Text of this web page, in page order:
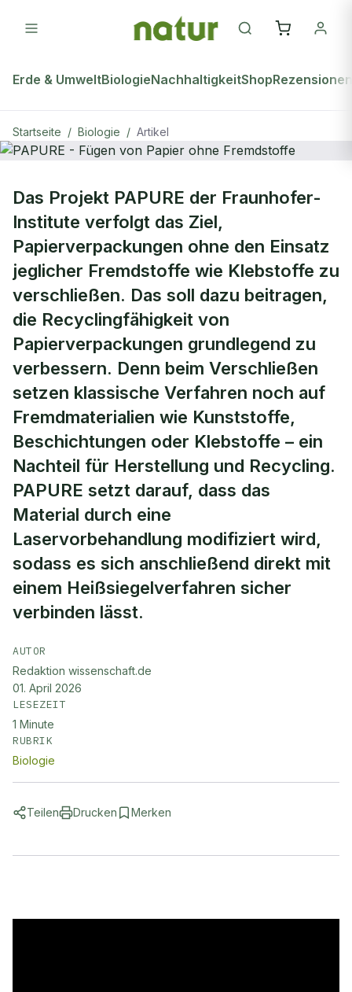
Erde & UmweltBiologieNachhaltigkeitShopRezensionen
Startseite / Biologie / Artikel
PAPURE - Fügen von Papier ohne
Fremdstoffe
Das Projekt PAPURE der Fraunhofer-
Institute verfolgt das Ziel,
Papierverpackungen ohne den Einsatz
jeglicher Fremdstoffe wie Klebstoffe zu
verschließen. Das soll dazu beitragen,
die Recyclingfähigkeit von
Papierverpackungen grundlegend zu
verbessern. Denn beim Verschließen
setzen klassische Verfahren noch auf
Fremdmaterialien wie Kunststoffe,
Beschichtungen oder Klebstoffe – ein
Nachteil für Herstellung und Recycling.
PAPURE setzt darauf, dass das
Material durch eine
Laservorbehandlung modifiziert wird,
sodass es sich anschließend direkt mit
einem Heißsiegelverfahren sicher
verbinden lässt.
AUTOR
Redaktion wissenschaft.de
01. April 2026
LESEZEIT
1 Minute
RUBRIK
Biologie
Teilen Drucken Merken